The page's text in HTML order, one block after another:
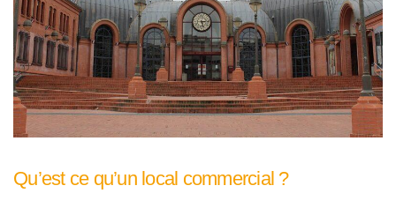
Qu’est ce qu’un local commercial ?